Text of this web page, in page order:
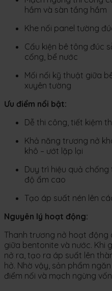
hầm và sàn tầng hầm
Khe nối panel tường
Cấu kiện bê tông đúc
cống, bể nước
Mối nối kỹ thuật giữa
xuyên tường
Ưu điểm nổi bật:
Dễ thi công, tiết kiệm
Khả năng trương nở
khô – ướt lặp lại
Duy trì hiệu quả
độ ẩm cao
Tạo áp suất nén lên
Nguyên lý hoạt động:
Thanh trương nở hoạt
giữa bentonite và nước. Khi
nở ra, tạo ra áp suất lên
hở. Nhờ vậy, sản phẩm
điểm nối và mạch ngừng